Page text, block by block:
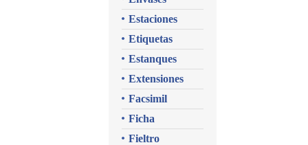
Estaciones
Etiquetas
Estanques
Extensiones
Facsimil
Ficha
Fieltro